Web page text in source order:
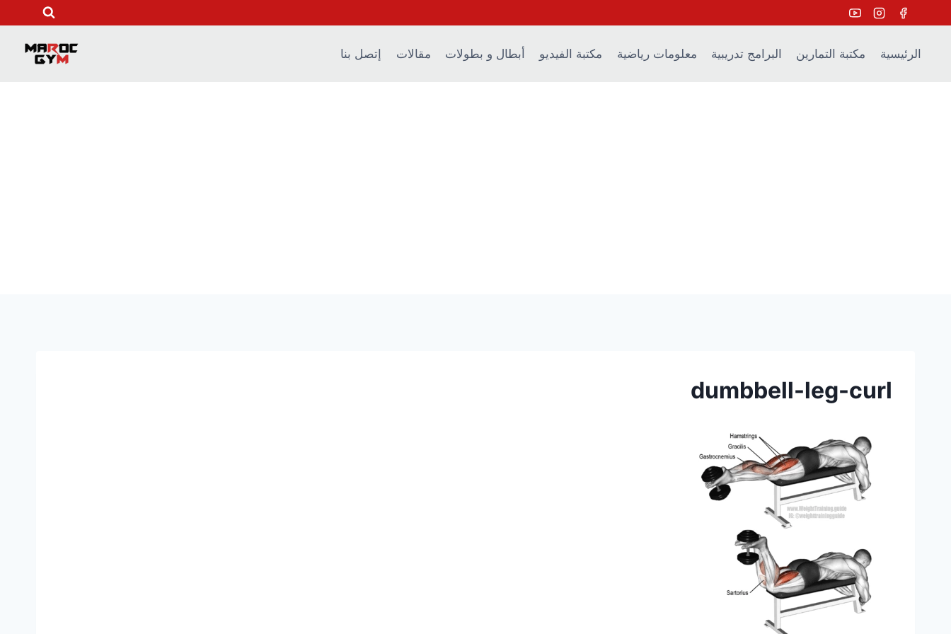
to
contentالرئيسية مكتبة التمارين البرامج تدريبية معلومات رياضية مكتبة الفيديو أبطال و بطولات مقالات إتصل بنا
dumbbell-leg-curl